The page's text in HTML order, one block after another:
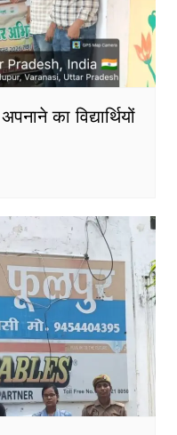
का विद्यार्थियों